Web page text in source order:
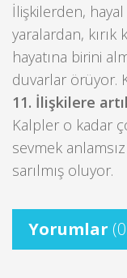
İlişkilerden, hayal
yaralardan,
hayatına birini
duvarlar örüyor.
11. İlişkilere
Kalpler o kadar
sevmek anlamsız
sarılmış oluyor.
Yorumlar